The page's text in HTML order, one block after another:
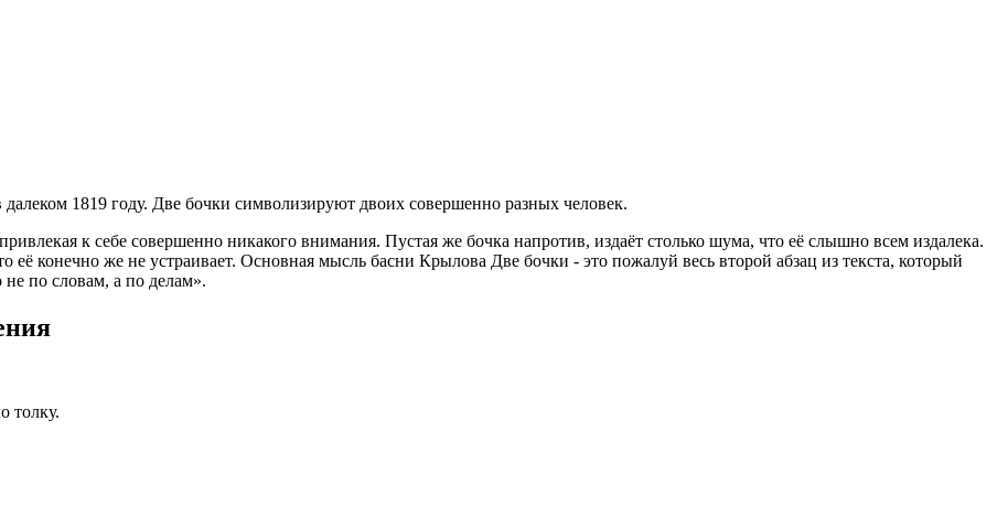
1819 году. Две бочки символизируют двоих совершенно разных человек.
к себе совершенно никакого внимания. Пустая же бочка напротив, издаёт столько шума, что её слышно всем издалека.
конечно же не устраивает. Основная мысль басни Крылова Две бочки - это пожалуй весь второй абзац из текста, который
по словам, а по делам».
толку.